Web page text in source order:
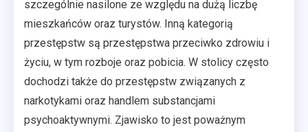
szczególnie nasilone ze względu na dużą liczbę
mieszkańców oraz turystów. Inną kategorią
przestępstw są przestępstwa przeciwko zdrowiu i
życiu, w tym rozboje oraz pobicia. W stolicy często
dochodzi także do przestępstw związanych z
narkotykami oraz handlem substancjami
psychoaktywnymi. Zjawisko to jest poważnym